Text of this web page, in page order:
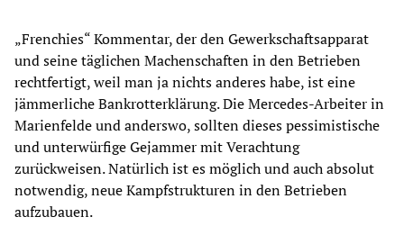
„Frenchies“ Kommentar, der den Gewerkschaftsapparat
und seine täglichen Machenschaften in den Betrieben
rechtfertigt, weil man ja nichts anderes habe, ist eine
jämmerliche Bankrotterklärung. Die Mercedes-Arbeiter in
Marienfelde und anderswo, sollten dieses pessimistische
und unterwürfige Gejammer mit Verachtung
zurückweisen. Natürlich ist es möglich und auch absolut
notwendig, neue Kampfstrukturen in den Betrieben
aufzubauen.